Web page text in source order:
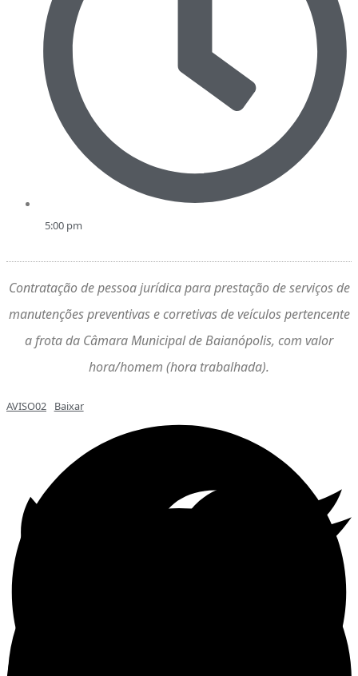
5:00 pm
Contratação de pessoa jurídica para prestação de serviços de
manutenções preventivas e corretivas de veículos pertencente
a frota da Câmara Municipal de Baianópolis, com valor
hora/homem (hora trabalhada).
AVISO02 Baixar